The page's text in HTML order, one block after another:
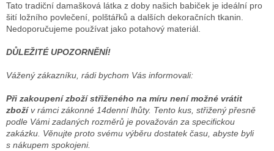
Tato tradiční damašková látka z doby našich babiček je ideální pro
šití ložního povlečení, polštářků a dalších dekoračních tkanin.
Nedoporučujeme používat jako potahový materiál.
DŮLEŽITÉ UPOZORNĚNÍ!
Vážený zákazníku, rádi bychom Vás informovali:
Při zakoupení zboží střiženého na míru není možné vrátit
zbožív rámci zákonné 14denní lhůty. Tento kus, střižený přesně
podle Vámi zadaných rozměrů je považován za specifickou
zakázku. Věnujte proto svému výběru dostatek času, abyste byli
s nákupem spokojeni.